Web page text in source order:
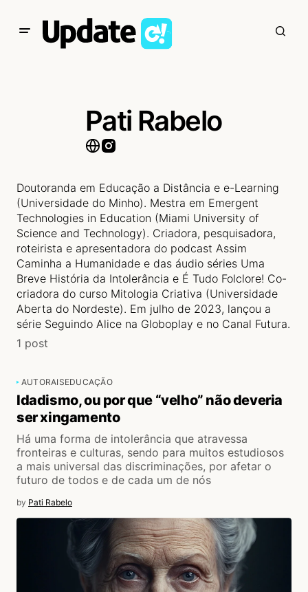
Pati Rabelo
Doutoranda em Educação a Distância e e-Learning
(Universidade do Minho). Mestra em Emergent
Technologies in Education (Miami University of
Science and Technology). Criadora, pesquisadora,
roteirista e apresentadora do podcast Assim
Caminha a Humanidade e das áudio séries Uma
Breve História da Intolerância e É Tudo Folclore! Co-
criadora do curso Mitologia Criativa (Universidade
Aberta do Nordeste). Em julho de 2023, lançou a
série Seguindo Alice na Globoplay e no Canal Futura.
1 post
AUTORAISEDUCAÇÃO
Idadismo, ou por que “velho” não deveria
ser xingamento
Há uma forma de intolerância que atravessa
fronteiras e culturas, sendo para muitos estudiosos
a mais universal das discriminações, por afetar o
futuro de todos e de cada um de nós
by Pati Rabelo